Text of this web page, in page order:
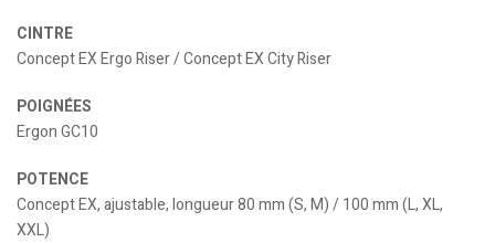
CINTRE
Concept EX Ergo Riser / Concept EX City Riser
POIGNÉES
Ergon GC10
POTENCE
Concept EX, ajustable, longueur 80 mm (S, M) / 100 mm (L, XL,
XXL)